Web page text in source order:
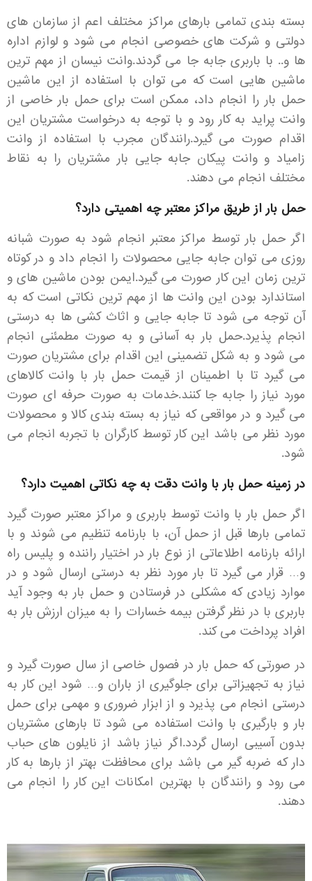
بسته بندی تمامی بارهای مراکز مختلف اعم از سازمان های
دولتی و شرکت های خصوصی انجام می شود و لوازم اداره
ها و.. با باربری جابه جا می گردند.وانت نیسان از مهم ترین
ماشین هایی است که می توان با استفاده از این ماشین
حمل بار را انجام داد، ممکن است برای حمل بار خاصی از
وانت پراید به کار رود و با توجه به درخواست مشتریان این
اقدام صورت می گیرد.رانندگان مجرب با استفاده از وانت
زامیاد و وانت پیکان جابه جایی بار مشتریان را به نقاط
مختلف انجام می دهند.
حمل بار از طریق مراکز معتبر چه اهمیتی دارد؟
اگر حمل بار توسط مراکز معتبر انجام شود به صورت شبانه
روزی می توان جابه جایی محصولات را انجام داد و در کوتاه
ترین زمان این کار صورت می گیرد.ایمن بودن ماشین های و
استاندارد بودن این وانت ها از مهم ترین نکاتی است که به
آن توجه می شود تا جابه جایی و اثاث کشی ها به درستی
انجام پذیرد.حمل بار به آسانی و به صورت مطمئنی انجام
می شود و به شکل تضمینی این اقدام برای مشتریان صورت
می گیرد تا با اطمینان از قیمت حمل بار با وانت کالاهای
مورد نیاز را جابه جا کنند.خدمات به صورت حرفه ای صورت
می گیرد و در مواقعی که نیاز به بسته بندی کالا و محصولات
مورد نظر می باشد این کار توسط کارگران با تجربه انجام می
شود.
در زمینه حمل بار با وانت دقت به چه نکاتی اهمیت دارد؟
اگر حمل بار با وانت توسط باربری و مراکز معتبر صورت گیرد
تمامی بارها قبل از حمل آن، با بارنامه تنظیم می شوند و با
ارائه بارنامه اطلاعاتی از نوع بار در اختیار راننده و پلیس راه
و… قرار می گیرد تا بار مورد نظر به درستی ارسال شود و در
موارد زیادی که مشکلی در فرستادن و حمل بار به وجود آید
باربری با در نظر گرفتن بیمه خسارات را به میزان ارزش بار به
افراد پرداخت می کند.
در صورتی که حمل بار در فصول خاصی از سال صورت گیرد و
نیاز به تجهیزاتی برای جلوگیری از باران و… شود این کار به
درستی انجام می پذیرد و از ابزار ضروری و مهمی برای حمل
بار و بارگیری با وانت استفاده می شود تا بارهای مشتریان
بدون آسیبی ارسال گردد.اگر نیاز باشد از نایلون های حباب
دار که ضربه گیر می باشد برای محافظت بهتر از بارها به کار
می رود و رانندگان با بهترین امکانات این کار را انجام می
دهند.